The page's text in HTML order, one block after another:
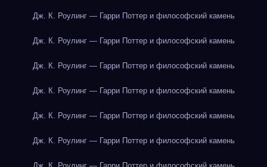
Дж. К. Роулинг — Гарри Поттер и философский камень
Дж. К. Роулинг — Гарри Поттер и философский камень
Дж. К. Роулинг — Гарри Поттер и философский камень
Дж. К. Роулинг — Гарри Поттер и философский камень
Дж. К. Роулинг — Гарри Поттер и философский камень
Дж. К. Роулинг — Гарри Поттер и философский камень